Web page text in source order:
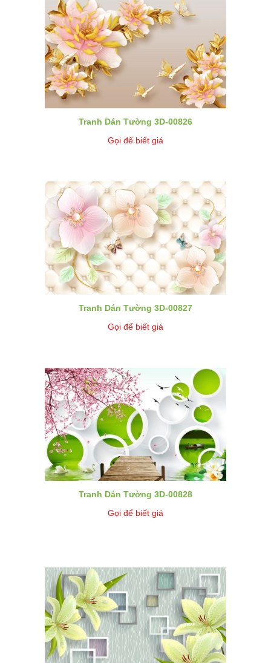
Tranh Dán Tường 3D-00826
Gọi để biết giá
Tranh Dán Tường 3D-00827
Gọi để biết giá
Tranh Dán Tường 3D-00828
Gọi để biết giá